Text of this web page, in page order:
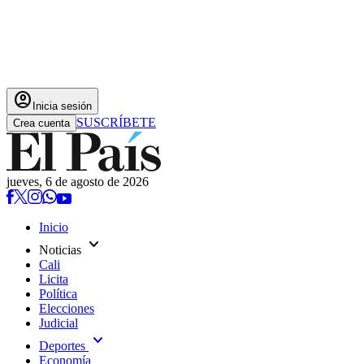
account_circle Inicia sesión
Crea cuenta SUSCRÍBETE
jueves, 6 de agosto de 2026
Inicio
Noticias expand_more
Cali
Licita
Política
Elecciones
Judicial
Deportes expand_more
Economía